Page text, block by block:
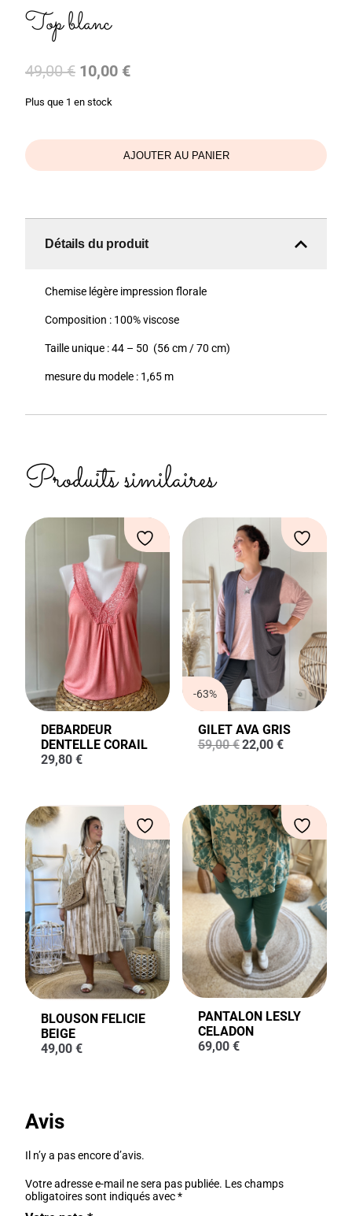
Top blanc
49,00€ Le
initial
49,00 €.
10,00 €Le
10,00 €.
Plus que 1 en stock
AJOUTER AU PANIER
Détails du produit
Chemise légère impression florale
Composition : 100% viscose
Taille unique : 44 – 50 (56 cm / 70 cm)
mesure du modele : 1,65 m
Produits similaires
DEBARDEUR
DENTELLE CORAIL
29,80 €
-63%
GILET AVA GRIS
59,00€Le
59,00 €.
22,00 €Le
22,00 €.
BLOUSON FELICIE
BEIGE
49,00 €
PANTALON LESLY
CELADON
69,00 €
Avis
Il n’y a pas encore d’avis.
Votre adresse e-mail ne sera pas publiée. Les champs
obligatoires sont indiqués avec*